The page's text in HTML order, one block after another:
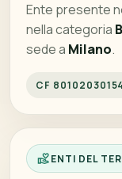
Ente presente
nella categoria
sede a Milano.
CF 80102030154
ENTI DEL